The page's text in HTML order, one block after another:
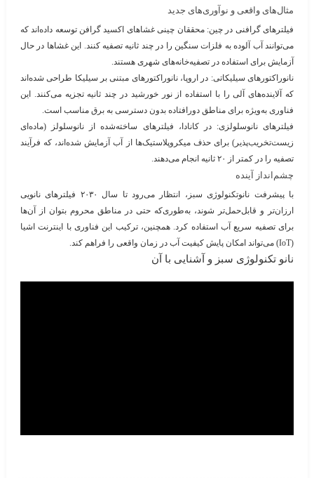
مثال‌های واقعی و نوآوری‌های جدید
فیلترهای گرافنی در چین: محققان چینی غشاهای اکسید گرافن توسعه داده‌اند که
می‌توانند آب آلوده به فلزات سنگین را در چند ثانیه تصفیه کنند. این غشاها در حال
آزمایش برای استفاده در تصفیه‌خانه‌های شهری هستند.
نانوراکتورهای سیلیکاتی: در اروپا، نانوراکتورهای مبتنی بر سیلیکا طراحی شده‌اند
که آلاینده‌های آلی را با استفاده از نور خورشید در چند ثانیه تجزیه می‌کنند. این
فناوری به‌ویژه برای مناطق دورافتاده بدون دسترسی به برق مناسب است.
فیلترهای نانوسلولزی: در کانادا، فیلترهای ساخته‌شده از نانوسلولز (ماده‌ای
زیست‌تخریب‌پذیر) برای حذف میکروپلاستیک‌ها از آب آزمایش شده‌اند، که فرآیند
تصفیه را در کمتر از ۲۰ ثانیه انجام می‌دهند.
چشم‌انداز آینده
با پیشرفت نانوتکنولوژی سبز، انتظار می‌رود تا سال ۲۰۳۰ فیلترهای نانویی
ارزان‌تر و قابل‌حمل‌تر شوند، به‌طوری‌که حتی در مناطق محروم بتوان از آن‌ها
برای تصفیه سریع آب استفاده کرد. همچنین، ترکیب این فناوری با اینترنت اشیا
(IoT) می‌تواند امکان پایش کیفیت آب در زمان واقعی را فراهم کند.
نانو تکنولوژی سبز و آشنایی با آن